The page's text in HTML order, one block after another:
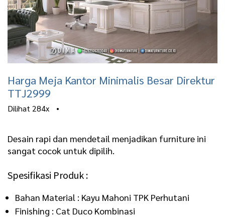
Harga Meja Kantor Minimalis Besar Direktur
TTJ2999
Dilihat 284x •
Desain rapi dan mendetail menjadikan furniture ini
sangat cocok untuk dipilih.
Spesifikasi Produk :
Bahan Material : Kayu Mahoni TPK Perhutani
Finishing : Cat Duco Kombinasi